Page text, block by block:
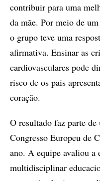
contribuir para uma
da mãe. Por meio de
o grupo teve uma
afirmativa. Ensinar as
cardiovasculares pode
risco de os pais
coração.
O resultado faz parte de
Congresso Europeu de
ano. A equipe avaliou a
multidisciplinar